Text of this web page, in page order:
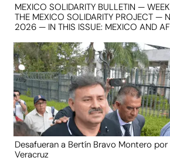
MEXICO SOLIDARITY BULLETIN —
THE MEXICO SOLIDARITY PROJECT —
2026 — IN THIS ISSUE: MEXICO AND
Desafueran a Bertín Bravo Montero
Veracruz